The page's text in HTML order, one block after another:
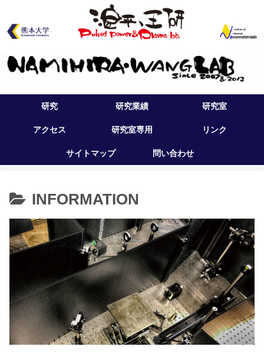
研究 研究業績 研究室
アクセス 研究室専用 リンク
サイトマップ 問い合わせ
INFORMATION